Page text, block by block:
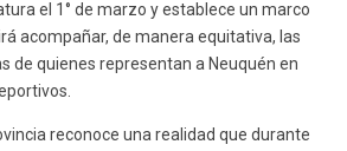
el 1° de marzo y establece un marco
acompañar, de manera equitativa, las
de quienes representan a Neuquén en
reconoce una realidad que durante